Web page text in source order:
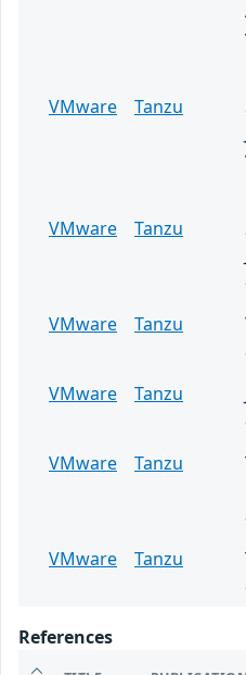
VMware
Tanzu
VMware
Tanzu
VMware
Tanzu
VMware
Tanzu
VMware
Tanzu
VMware
Tanzu
References